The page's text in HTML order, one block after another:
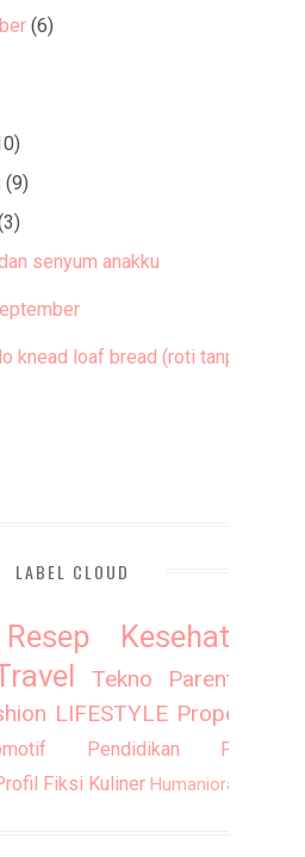
(6)
(9)
senyum anakku
knead loaf bread (roti tanpa
LABEL CLOUD
Resep
Kesehatan
Tekno
Parenting
LIFESTYLE Property
Pendidikan
Puisi
Fiksi Kuliner Humaniora